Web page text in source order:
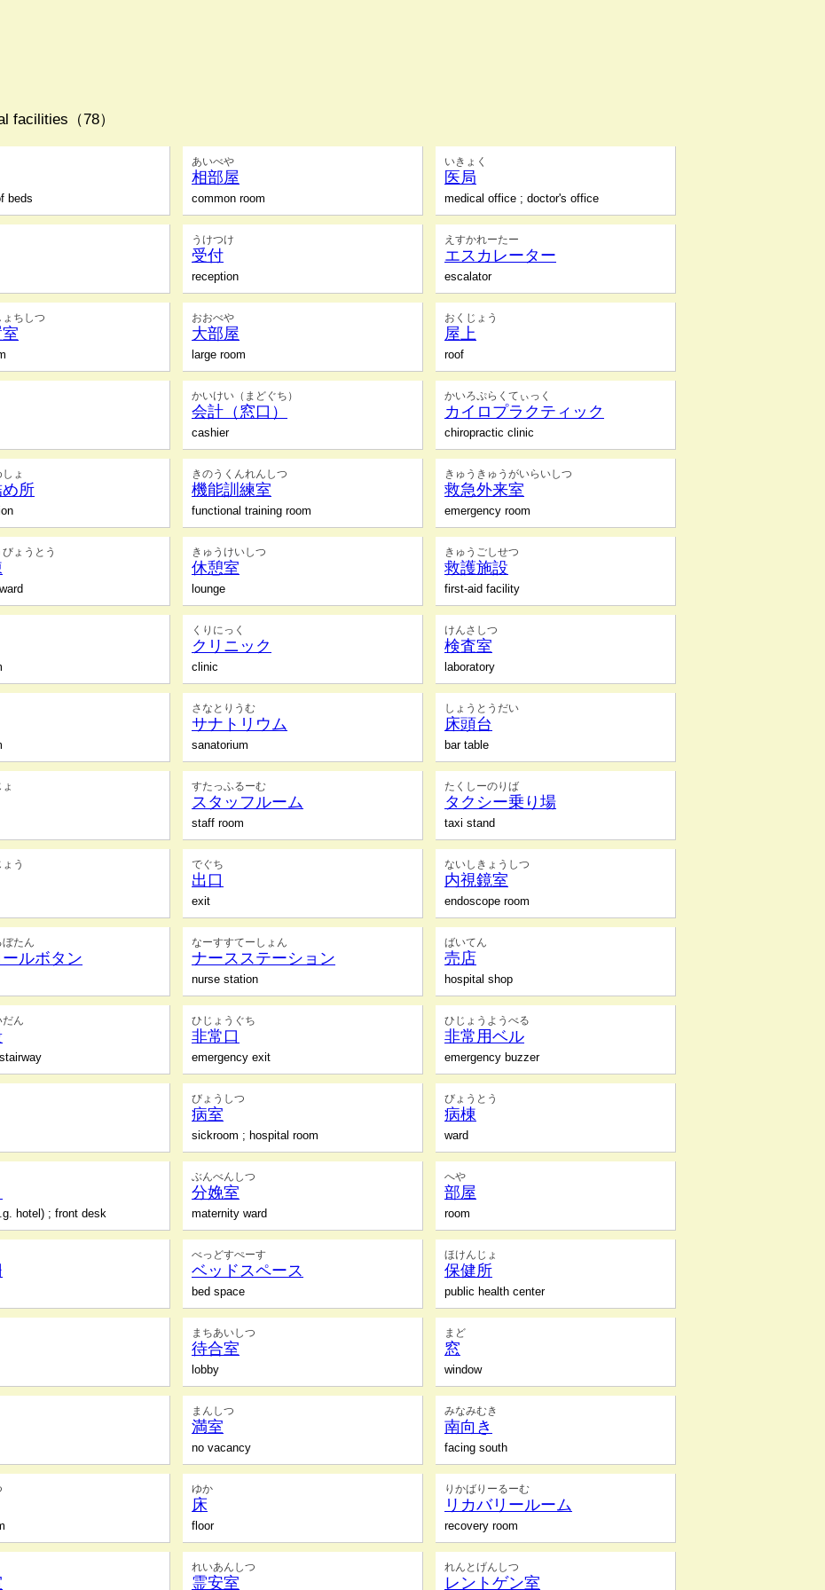
facilities（78）
beds
あいべや
相部屋
common room
いきょく
医局
medical office ; doctor's office
うけつけ
受付
reception
えすかれーたー
エスカレーター
escalator
ちしつ おおべや
大部屋
large room
おくじょう
屋上
roof
かいけい（まどぐち）
会計（窓口）
cashier
かいろぷらくてぃっく
カイロプラクティック
chiropractic clinic
ょ
所
きのうくんれんしつ
機能訓練室
functional training room
きゅうきゅうがいらいしつ
救急外来室
emergency room
ょうとう きゅうけいしつ
休憩室
lounge
きゅうごしせつ
救護施設
first-aid facility
くりにっく
クリニック
clinic
けんさしつ
検査室
laboratory
さなとりうむ
サナトリウム
sanatorium
しょうとうだい
床頭台
bar table
すたっふるーむ
スタッフルーム
staff room
たくしーのりば
タクシー乗り場
taxi stand
う でぐち
出口
exit
ないしきょうしつ
内視鏡室
endoscope room
たん
ルボタン
なーすすてーしょん
ナースステーション
nurse station
ばいてん
売店
hospital shop
ん ひじょうぐち
非常口
emergency exit
ひじょうようべる
非常用ベル
emergency buzzer
びょうしつ
病室
sickroom ; hospital room
びょうとう
病棟
ward
hotel) ; front desk
ぶんべんしつ
分娩室
maternity ward
へや
部屋
room
べっどすぺーす
ベッドスペース
bed space
ほけんじょ
保健所
public health center
まちあいしつ
待合室
lobby
まど
窓
window
まんしつ
満室
no vacancy
みなみむき
南向き
facing south
ゆか
床
floor
りかばりーるーむ
リカバリールーム
recovery room
れいあんしつ
霊安室
れんとげんしつ
レントゲン室